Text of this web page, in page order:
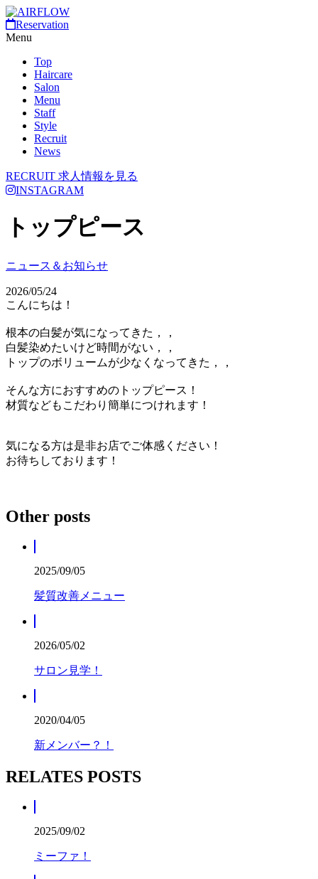
Reservation
Menu
Top
Haircare
Salon
Menu
Staff
Style
Recruit
News
RECRUIT 求人情報を見る
INSTAGRAM
トップピース
ニュース＆お知らせ
2026/05/24
こんにちは！
根本の白髪が気になってきた，，
白髪染めたいけど時間がない，，
トップのボリュームが少なくなってきた，，
そんな方におすすめのトップピース！
材質などもこだわり簡単につけれます！
気になる方は是非お店でご体感ください！
お待ちしております！
Other posts
2025/09/05
髪質改善メニュー
2026/05/02
サロン見学！
2020/04/05
新メンバー？！
RELATES POSTS
2025/09/02
ミーファ！